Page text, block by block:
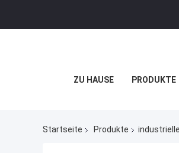
ZU HAUSE PRODUKTE
Startseite Produkte